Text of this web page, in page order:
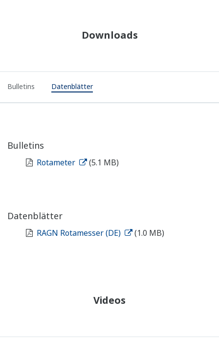
Downloads
Bulletins Datenblätter
Bulletins
Rotameter (5.1 MB)
Datenblätter
RAGN Rotamesser (DE) (1.0 MB)
Videos